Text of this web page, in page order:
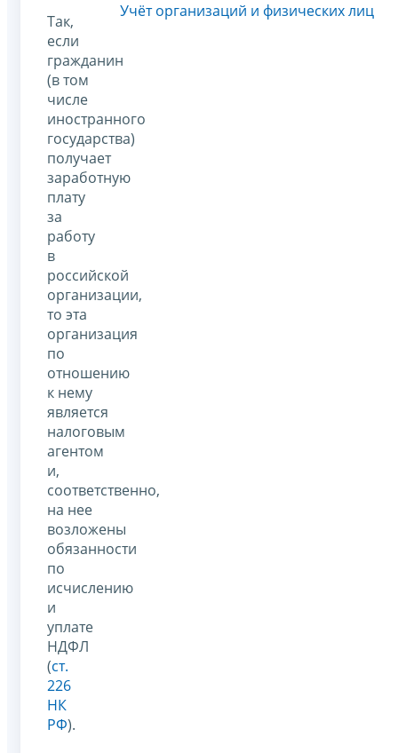
Так,
если
гражданин
(в том
числе
иностранного
государства)
получает
заработную
плату
за
работу
в
российской
организации,
то эта
организация
по
отношению
к нему
является
налоговым
агентом
и,
соответственно,
на нее
возложены
обязанности
по
исчислению
и
уплате
НДФЛ
(ст.
226
НК
РФ).
Учёт организаций и физических лиц